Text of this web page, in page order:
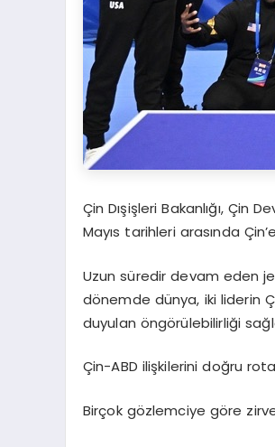
Çin Dışişleri Bakanlığı, Çin
Mayıs tarihleri arasında
Uzun süredir devam eden
dönemde dünya, iki liderin
duyulan öngörülebilirliği
Çin-ABD ilişkilerini doğru
Birçok gözlemciye göre